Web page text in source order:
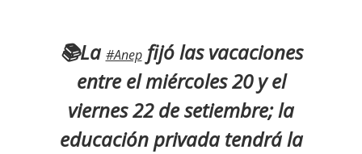
📚La #Anepfijó las vacaciones
entre el miércoles 20 y el
viernes 22 de setiembre; la
educación privada tendrá la